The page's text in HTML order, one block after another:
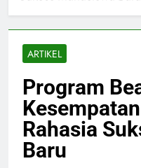
ARTIKEL
Program
Rahasia
Baru